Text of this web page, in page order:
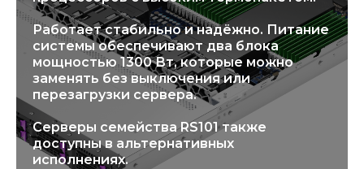
Работает стабильно и надёжно. Питание
системы обеспечивают два блока
мощностью 1300 Вт, которые можно
заменять без выключения или
перезагрузки сервера.
Серверы семейства RS101 также
доступны в альтернативных
исполнениях.